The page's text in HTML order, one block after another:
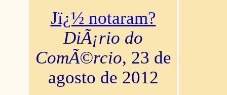
Jï¿½ notaram?
DiÃ¡rio do
ComÃ©rcio, 23 de
agosto de 2012